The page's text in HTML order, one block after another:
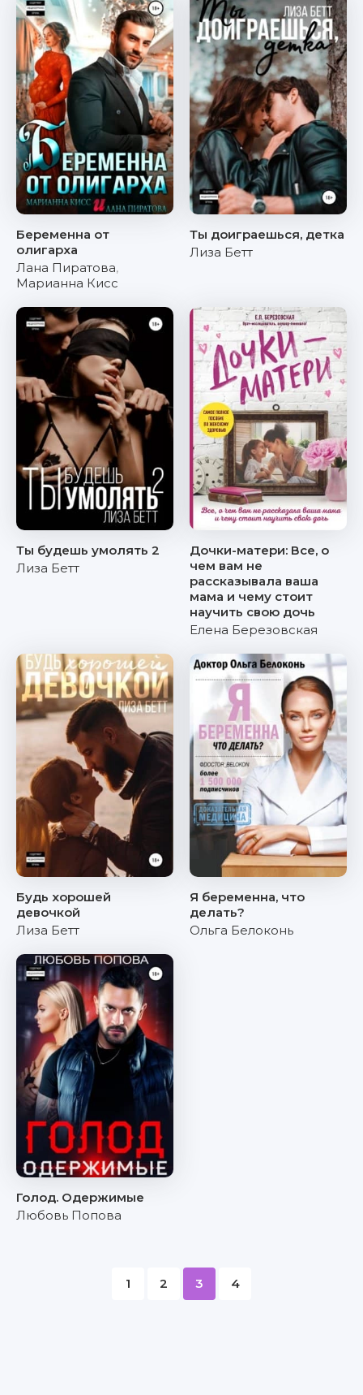
Беременна от
олигарха
Лана Пиратова,
Марианна Кисс
Ты доиграешься, детка
Лиза Бетт
Ты будешь умолять 2
Лиза Бетт
Дочки-матери: Все, о
чем вам не
рассказывала ваша
мама и чему стоит
научить свою дочь
Елена Березовская
Будь хорошей
девочкой
Лиза Бетт
Я беременна, что
делать?
Ольга Белоконь
Голод. Одержимые
Любовь Попова
1 2 3 4